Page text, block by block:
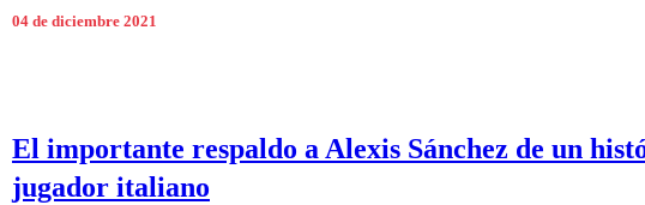
04 de diciembre 2021
El importante respaldo a Alexis Sánchez de un
jugador italiano